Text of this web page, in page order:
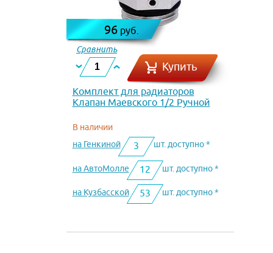
96руб.
Сравнить
Купить
Комплект для радиаторов
Клапан Маевского 1/2 Ручной
В наличии
на Генкиной
3 шт. доступно *
на АвтоМолле 12 шт. доступно *
на Кузбасской 53 шт. доступно *